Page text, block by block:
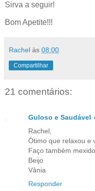
Sirva a seguir!
Bom Apetite!!!
Rachel às 08:00
Compartilhar
21 comentários:
Guloso e Saudável
Rachel,
Ótimo que relaxou e
Faço também
Beijo
Vânia
Responder